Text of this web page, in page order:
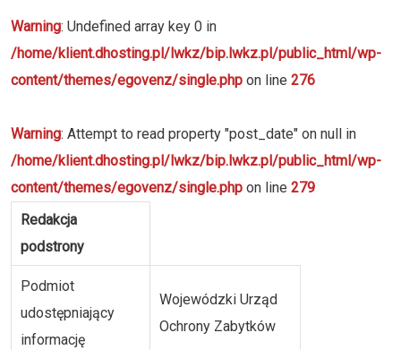
Warning: Undefined array key 0 in
/home/klient.dhosting.pl/lwkz/bip.lwkz.pl/public_html/wp-
content/themes/egovenz/single.php on line 276
Warning: Attempt to read property "post_date" on null in
/home/klient.dhosting.pl/lwkz/bip.lwkz.pl/public_html/wp-
content/themes/egovenz/single.php on line 279
Redakcja
podstrony
Podmiot
udostępniający
informację
Wojewódzki Urząd
Ochrony Zabytków